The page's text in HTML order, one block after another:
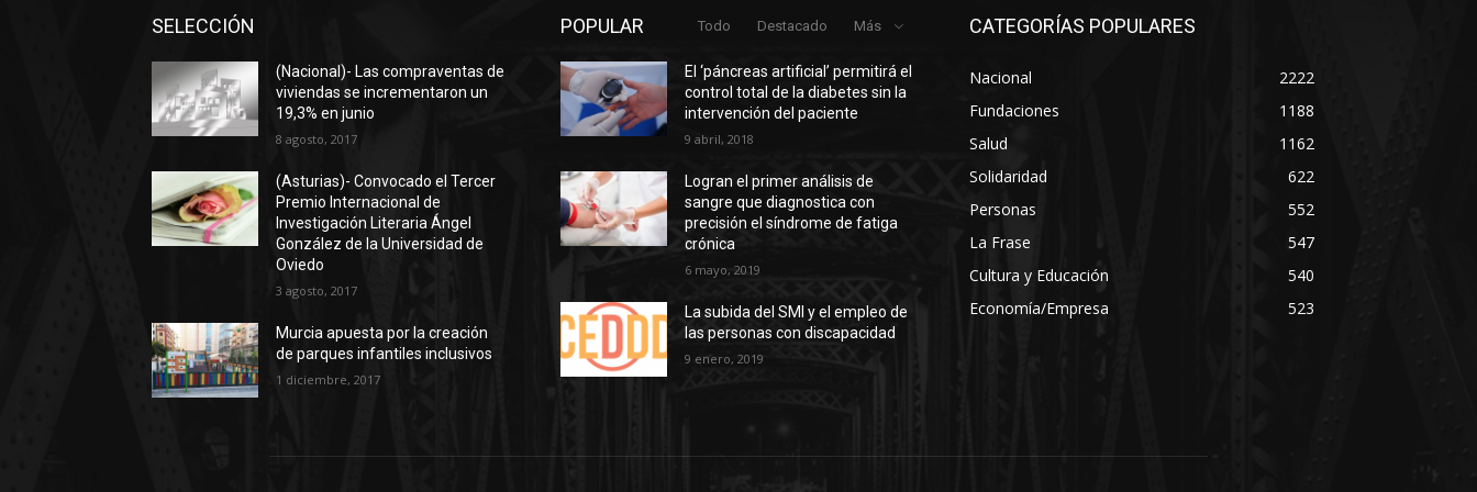
SELECCIÓN
(Nacional)- Las compraventas de
viviendas se incrementaron un
19,3% en junio
8 agosto, 2017
(Asturias)- Convocado el Tercer
Premio Internacional de
Investigación Literaria Ángel
González de la Universidad de
Oviedo
3 agosto, 2017
Murcia apuesta por la creación
de parques infantiles inclusivos
1 diciembre, 2017
POPULAR Todo Destacado Más
El ‘páncreas artificial’ permitirá el
control total de la diabetes sin la
intervención del paciente
9 abril, 2018
Logran el primer análisis de
sangre que diagnostica con
precisión el síndrome de fatiga
crónica
6 mayo, 2019
La subida del SMI y el empleo de
las personas con discapacidad
9 enero, 2019
CATEGORÍAS POPULARES
Nacional
2222
Fundaciones
1188
Salud
1162
Solidaridad
622
Personas
552
La Frase
547
Cultura y Educación
540
Economía/Empresa
523